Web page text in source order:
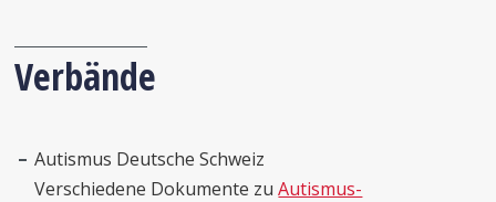
Verbände
Autismus Deutsche Schweiz
Verschiedene Dokumente zuAutismus-